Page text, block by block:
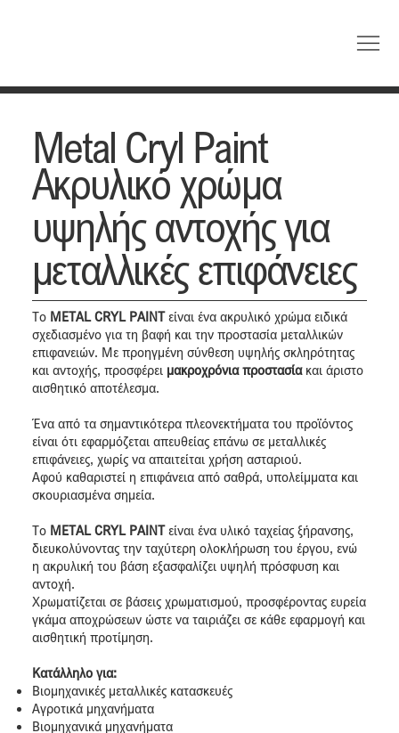
Metal Cryl Paint
Ακρυλικό χρώμα
υψηλής αντοχής για
μεταλλικές επιφάνειες
Το METAL CRYL PAINTείναι ένα ακρυλικό χρώμα ειδικά
σχεδιασμένο για τη βαφή και την προστασία μεταλλικών
επιφανειών. Με προηγμένη σύνθεση υψηλής σκληρότητας
και αντοχής, προσφέρει μακροχρόνια προστασίακαι άριστο
αισθητικό αποτέλεσμα.
Ένα από τα σημαντικότερα πλεονεκτήματα του προϊόντος
είναι ότι εφαρμόζεται απευθείας επάνω σε μεταλλικές
επιφάνειες, χωρίς να απαιτείται χρήση ασταριού.
Αφού καθαριστεί η επιφάνεια από σαθρά, υπολείμματα και
σκουριασμένα σημεία.
Το METAL CRYL PAINTείναι ένα υλικό ταχείας ξήρανσης,
διευκολύνοντας την ταχύτερη ολοκλήρωση του έργου, ενώ
η ακρυλική του βάση εξασφαλίζει υψηλή πρόσφυση και
αντοχή.
Χρωματίζεται σε βάσεις χρωματισμού, προσφέροντας ευρεία
γκάμα αποχρώσεων ώστε να ταιριάζει σε κάθε εφαρμογή και
αισθητική προτίμηση.
Κατάλληλο για:
Βιομηχανικές μεταλλικές κατασκευές
Αγροτικά μηχανήματα
Βιομηχανικά μηχανήματα